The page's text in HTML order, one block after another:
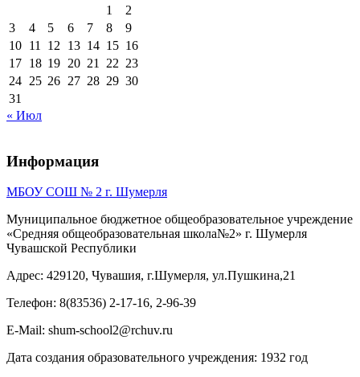
1
2
3
4 5 6 7 8
9
10 11 12 13 14 15 16
17 18 19 20 21 22 23
24 25 26 27 28 29 30
31
« Июл
Информация
МБОУ СОШ № 2 г. Шумерля
Муниципальное бюджетное общеобразовательное учреждение
«Средняя общеобразовательная школа№2» г. Шумерля
Чувашской Республики
Адрес: 429120, Чувашия, г.Шумерля, ул.Пушкина,21
Телефон: 8(83536) 2-17-16, 2-96-39
E-Mail: shum-school2@rchuv.ru
Дата создания образовательного учреждения: 1932 год